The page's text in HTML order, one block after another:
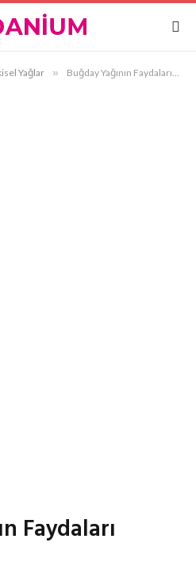
Yağlar » Buğday Yağının Faydaları Nelerdir?
Faydaları